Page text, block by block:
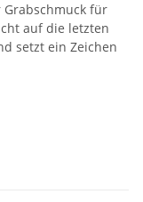
für
auf die letzten
setzt ein Zeichen